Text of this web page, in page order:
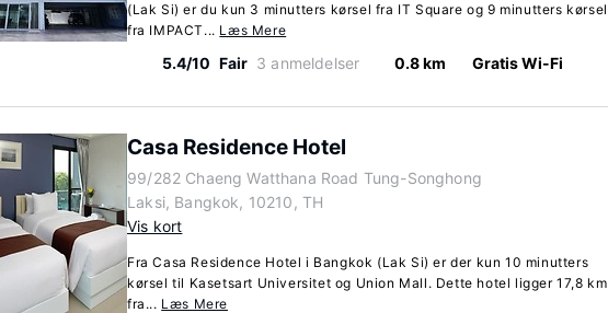
(Lak Si) er du kun 3 minutters kørsel fra IT Square og 9 minutters kørsel
fra IMPACT... Læs Mere
5.4/10 Fair 3 anmeldelser 0.8 km Gratis Wi-Fi
Casa Residence Hotel
99/282 Chaeng Watthana Road Tung-Songhong
Laksi, Bangkok, 10210, TH
Vis kort
Fra Casa Residence Hotel i Bangkok (Lak Si) er der kun 10 minutters
kørsel til Kasetsart Universitet og Union Mall. Dette hotel ligger 17,8 km
fra... Læs Mere